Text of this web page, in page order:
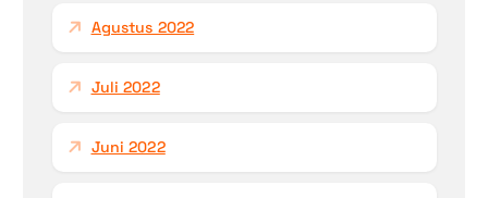
Agustus 2022
Juli 2022
Juni 2022